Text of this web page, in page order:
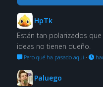
HpTk
Están tan polarizados
ideas no tienen dueño.
Pero qué ha pasado aquí·
Paluego